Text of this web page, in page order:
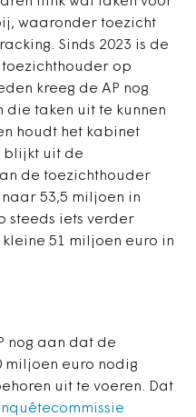
waaronder toezicht
Sinds 2023 is de
op
kreeg de AP nog
die taken uit te kunnen
houdt het kabinet
blijkt uit de
de toezichthouder
53,5 miljoen in
steeds iets verder
51 miljoen euro in
nog aan dat de
miljoen euro nodig
uit te voeren. Dat